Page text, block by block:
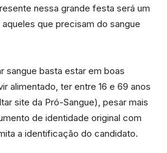
nessa grande festa será um
que precisam do sangue
sangue basta estar em boas
alimentado, ter entre 16 e 69 anos
site da Pró-Sangue), pesar mais
de identidade original com
a identificação do candidato.